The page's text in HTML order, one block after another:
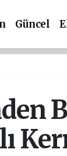
Güncel